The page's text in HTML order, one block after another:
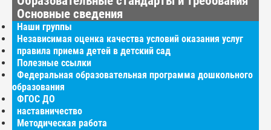
Основные сведения
Наши группы
Независимая оценка качества условий оказания услуг
правила приема детей в детский сад
Полезные ссылки
Федеральная образовательная программа дошкольного
образования
ФГОС ДО
наставничество
Методическая работа